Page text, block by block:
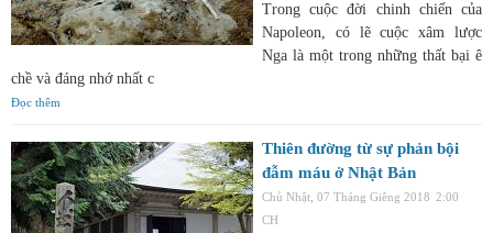
Trong cuộc đời chinh chiến của
Napoleon, có lẽ cuộc xâm lược
Nga là một trong những thất bại ê
chề và đáng nhớ nhất c
Đọc thêm
Thiên đường từ sự phản bội
đẫm máu ở Nhật Bản
Chủ Nhật, 07 Tháng Giêng 2018 2:00
CH